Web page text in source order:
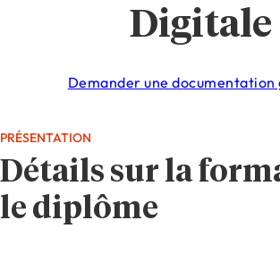
Digitale
Demander une
PRÉSENTATION
Détails sur la
le diplôme